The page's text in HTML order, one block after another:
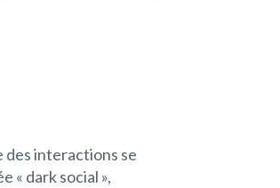
des interactions se
« dark social »,